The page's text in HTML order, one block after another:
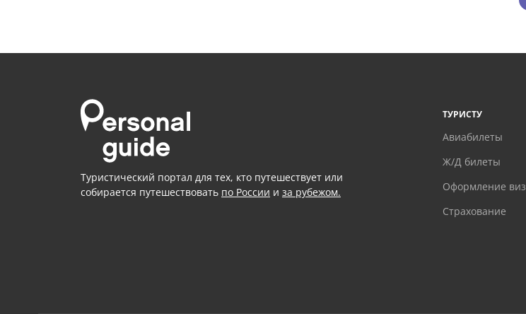
Туристический портал для тех, кто путешествует или
собирается путешествовать по России и за рубежом.
ТУРИСТУ
Авиабилеты
Ж/Д билеты
Оформление виз
Страхование